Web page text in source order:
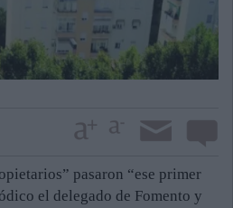
pasaron “ese primer
el delegado de Fomento y